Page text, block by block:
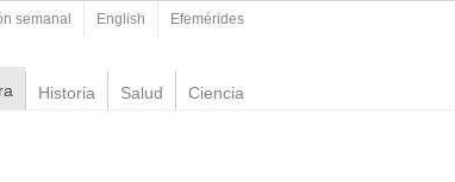
semanal English Efemérides
Historia Salud Ciencia